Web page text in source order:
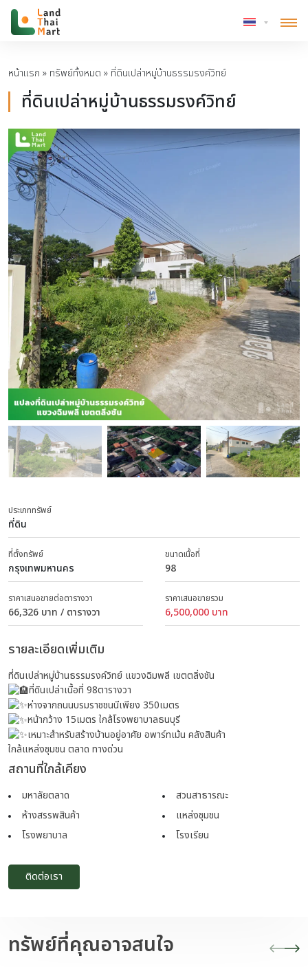
หน้าแรก » ทรัพย์ทั้งหมด » ที่ดินเปล่าหมู่บ้านธรรมรงค์วิทย์
ที่ดินเปล่าหมู่บ้านธรรมรงค์วิทย์
ประเภททรัพย์
ที่ดิน
ที่ตั้งทรัพย์
กรุงเทพมหานคร
ขนาดเนื้อที่
98
ราคาเสนอขายต่อตารางวา
66,326 บาท / ตารางวา
ราคาเสนอขายรวม
6,500,000 บาท
รายละเอียดเพิ่มเติม
ที่ดินเปล่าหมู่บ้านธรรมรงค์วิทย์ แขวงฉิมพลี เขตตลิ่งชัน
ที่ดินเปล่าเนื้อที่ 98ตารางวา
ห่างจากถนนบรมราชชนนีเพียง 350เมตร
หน้ากว้าง 15เมตร ใกล้โรงพยาบาลธนบุรี
เหมาะสำหรับสร้างบ้านอยู่อาศัย อพาร์ทเม้น คลังสินค้า
ใกล้แหล่งชุมชน ตลาด ทางด่วน
สถานที่ใกล้เคียง
มหาลัยตลาด
สวนสาธารณะ
ห้างสรรพสินค้า
แหล่งชุมชน
โรงพยาบาล
โรงเรียน
ติดต่อเรา
ทรัพย์ที่คุณอาจสนใจ